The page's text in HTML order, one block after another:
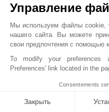
Pissos
Продажа Дом
Управление
Мы используем файлы cookie,
нашего сайта. Вы можете
свои предпочтения с помощью
To modify your preferences
Preferences' link located in the
Consentements
Закрыть